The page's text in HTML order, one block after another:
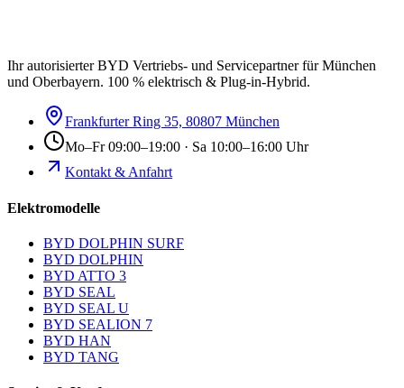
Ihr autorisierter BYD Vertriebs- und Servicepartner für München
und Oberbayern. 100 % elektrisch & Plug-in-Hybrid.
Frankfurter Ring 35, 80807 München
Mo–Fr 09:00–19:00 · Sa 10:00–16:00 Uhr
Kontakt & Anfahrt
Elektromodelle
BYD DOLPHIN SURF
BYD DOLPHIN
BYD ATTO 3
BYD SEAL
BYD SEAL U
BYD SEALION 7
BYD HAN
BYD TANG